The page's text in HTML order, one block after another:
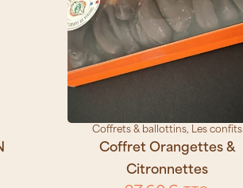
Coffrets & ballottins, Les confits
Coffret Orangettes &
Citronnettes